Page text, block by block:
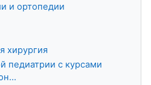
и ортопедии
хирургия
педиатрии с курсами